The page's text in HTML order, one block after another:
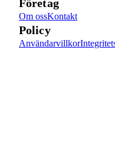
Företag
Om ossKontakt
Policy
Användarvillkor